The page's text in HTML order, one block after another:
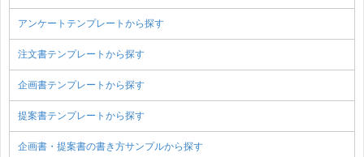
アンケートテンプレートから探す
注文書テンプレートから探す
企画書テンプレートから探す
提案書テンプレートから探す
企画書・提案書の書き方サンプルから探す